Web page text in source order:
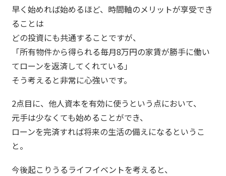
早く始めれば始めるほど、時間軸のメリットが享受でき
ることは
どの投資にも共通することですが、
「所有物件から得られる毎月8万円の家賃が勝手に働い
てローンを返済してくれている」
そう考えると非常に心強いです。
2点目に、他人資本を有効に使うという点において、
元手は少なくても始めることができ、
ローンを完済すれば将来の生活の備えになるというこ
と。
今後起こりうるライフイベントを考えると、